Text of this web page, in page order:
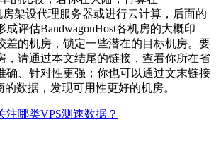
房架设代理服务器或进行云计算，后面的
成评估BandwagonHost各机房的大概印
差的机房，锁定一些潜在的目标机房。要
，请通过本文结尾的链接，查看你所在省
确、针对性更强；你也可以通过文末链接
数据，发现可用性更好的机房。
注哪类VPS测速数据？